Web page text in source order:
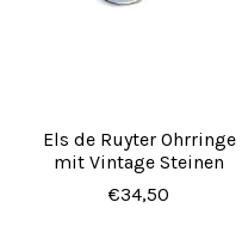
Els de Ruyter Ohrringe
mit Vintage Steinen
€34,50